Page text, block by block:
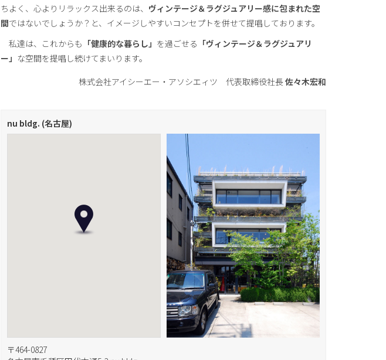
ちよく、心よりリラックス出来るのは、 ヴィンテージ＆ラグジュアリー感に包まれた空
間ではないでしょうか？と、イメージしやすいコンセプトを併せて提唱しております。
私達は、これからも 「健康的な暮らし」 を過ごせる 「ヴィンテージ＆ラグジュアリ
ー」 な空間を提唱し続けてまいります。
株式会社アイシーエー・アソシエィツ 代表取締役社長佐々木宏和
nu bldg. (名古屋)
〒464-0827